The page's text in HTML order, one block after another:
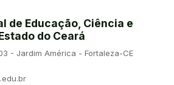
de Educação, Ciência e
do Ceará
- Jardim América - Fortaleza-CE